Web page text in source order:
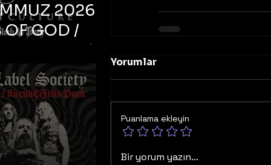
Yorumlar
Puanlama ekleyin
Bir yorum yazın...
2026 –
OF GOD /
CULTURE /
TOOTH –
Bonus